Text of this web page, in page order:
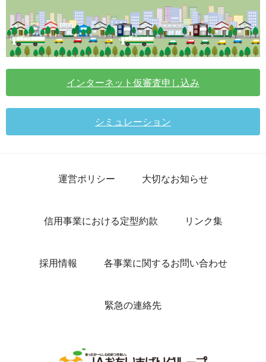
インターネット仮審査申し込み
シミュレーション
運営ポリシー 大切なお知らせ
信用事業における定型約款 リンク集
採用情報 各事業に関するお問い合わせ
緊急の連絡先